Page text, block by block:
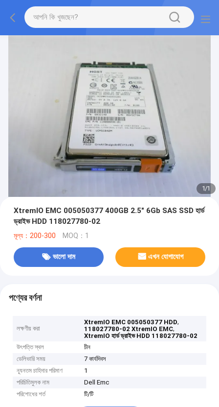
1/1
XtremIO EMC 005050377 400GB 2.5" 6Gb SAS SSD হার্ড
ড্রাইভ HDD 118027780-02
মূল্য：200-300 MOQ：1
ভালো দাম এখন যোগাযোগ
পণ্যের বর্ণনা
লক্ষণীয় করা
XtremIO EMC 005050377 HDD,
118027780-02 XtremIO EMC,
XtremIO হার্ড ড্রাইভ HDD 118027780-02
উৎপত্তি স্থল
চীন
ডেলিভারি সময়
7 কার্যদিবস
ন্যূনতম চাহিদার পরিমাণ
1
পরিচিতিমুলক নাম
Dell Emc
পরিশোধের শর্ত
টি/টি